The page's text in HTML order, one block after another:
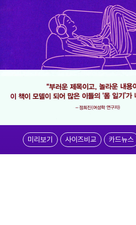
미리보기 사이즈비교 카드뉴스